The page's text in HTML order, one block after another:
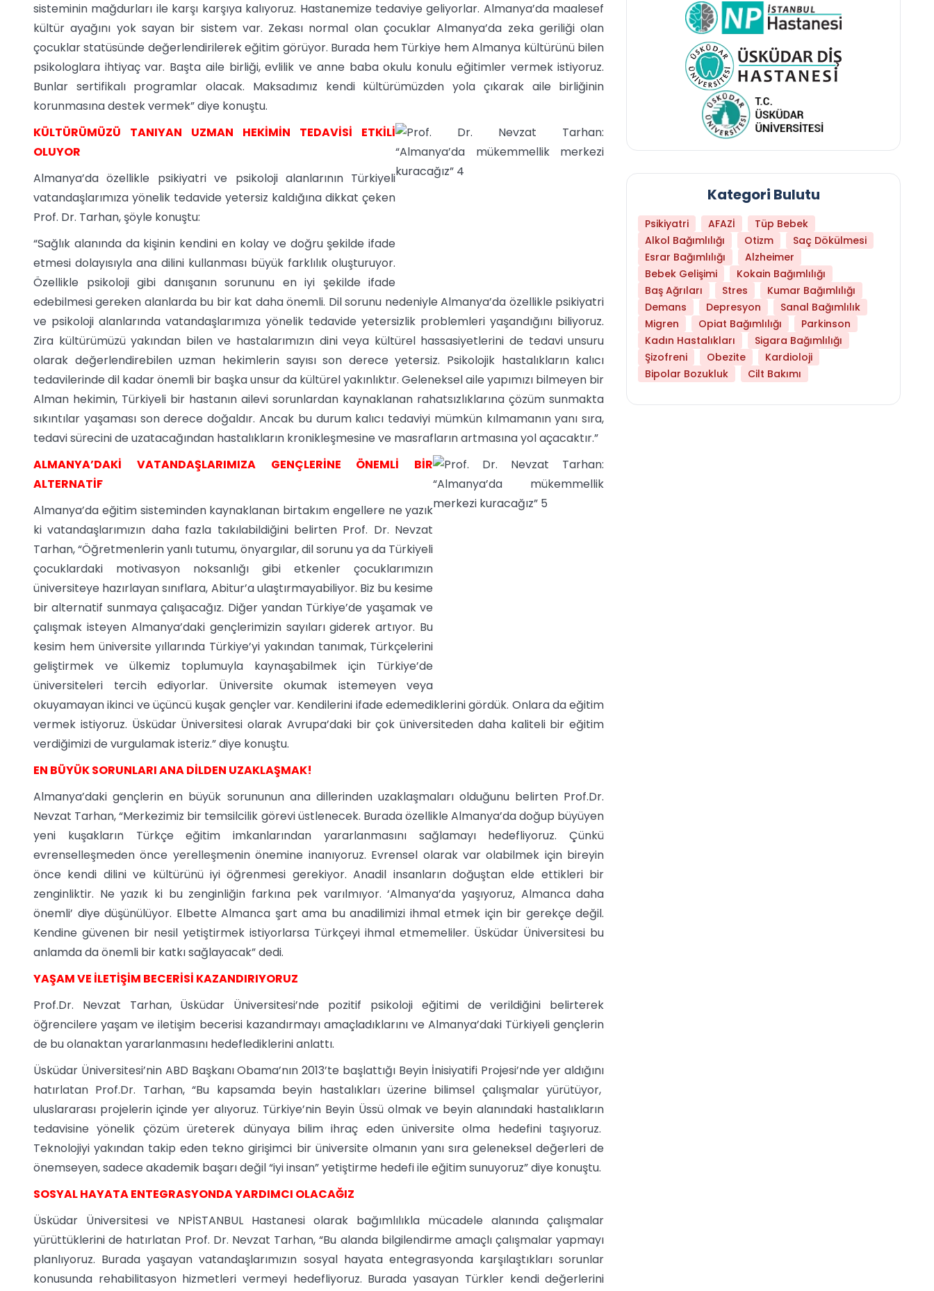
sisteminin mağdurları ile karşı karşıya kalıyoruz. Hastanemize tedaviye geliyorlar. Almanya’da maalesef
kültür ayağını yok sayan bir sistem var. Zekası normal olan çocuklar Almanya’da zeka geriliği olan
çocuklar statüsünde değerlendirilerek eğitim görüyor. Burada hem Türkiye hem Almanya kültürünü bilen
psikologlara ihtiyaç var. Başta aile birliği, evlilik ve anne baba okulu konulu eğitimler vermek istiyoruz.
Bunlar sertifikalı programlar olacak. Maksadımız kendi kültürümüzden yola çıkarak aile birliğinin
korunmasına destek vermek” diye konuştu.
KÜLTÜRÜMÜZÜ TANIYAN UZMAN HEKİMİN TEDAVİSİ ETKİLİ
OLUYOR
Almanya’da özellikle psikiyatri ve psikoloji alanlarının Türkiyeli
vatandaşlarımıza yönelik tedavide yetersiz kaldığına dikkat çeken
Prof. Dr. Tarhan, şöyle konuştu:
“Sağlık alanında da kişinin kendini en kolay ve doğru şekilde ifade
etmesi dolayısıyla ana dilini kullanması büyük farklılık oluşturuyor.
Özellikle psikoloji gibi danışanın sorununu en iyi şekilde ifade
edebilmesi gereken alanlarda bu bir kat daha önemli. Dil sorunu nedeniyle Almanya’da özellikle psikiyatri
ve psikoloji alanlarında vatandaşlarımıza yönelik tedavide yetersizlik problemleri yaşandığını biliyoruz.
Zira kültürümüzü yakından bilen ve hastalarımızın dini veya kültürel hassasiyetlerini de tedavi unsuru
olarak değerlendirebilen uzman hekimlerin sayısı son derece yetersiz. Psikolojik hastalıkların kalıcı
tedavilerinde dil kadar önemli bir başka unsur da kültürel yakınlıktır. Geleneksel aile yapımızı bilmeyen bir
Alman hekimin, Türkiyeli bir hastanın ailevi sorunlardan kaynaklanan rahatsızlıklarına çözüm sunmakta
sıkıntılar yaşaması son derece doğaldır. Ancak bu durum kalıcı tedaviyi mümkün kılmamanın yanı sıra,
tedavi sürecini de uzatacağından hastalıkların kronikleşmesine ve masrafların artmasına yol açacaktır.”
ALMANYA’DAKİ VATANDAŞLARIMIZA GENÇLERİNE ÖNEMLİ BİR
ALTERNATİF
Almanya’da eğitim sisteminden kaynaklanan birtakım engellere ne yazık
ki vatandaşlarımızın daha fazla takılabildiğini belirten Prof. Dr. Nevzat
Tarhan, “Öğretmenlerin yanlı tutumu, önyargılar, dil sorunu ya da Türkiyeli
çocuklardaki motivasyon noksanlığı gibi etkenler çocuklarımızın
üniversiteye hazırlayan sınıflara, Abitur’a ulaştırmayabiliyor. Biz bu kesime
bir alternatif sunmaya çalışacağız. Diğer yandan Türkiye’de yaşamak ve
çalışmak isteyen Almanya’daki gençlerimizin sayıları giderek artıyor. Bu
kesim hem üniversite yıllarında Türkiye’yi yakından tanımak, Türkçelerini
geliştirmek ve ülkemiz toplumuyla kaynaşabilmek için Türkiye’de
üniversiteleri tercih ediyorlar. Üniversite okumak istemeyen veya
okuyamayan ikinci ve üçüncü kuşak gençler var. Kendilerini ifade edemediklerini gördük. Onlara da eğitim
vermek istiyoruz. Üsküdar Üniversitesi olarak Avrupa’daki bir çok üniversiteden daha kaliteli bir eğitim
verdiğimizi de vurgulamak isteriz.” diye konuştu.
EN BÜYÜK SORUNLARI ANA DİLDEN UZAKLAŞMAK!
Almanya’daki gençlerin en büyük sorununun ana dillerinden uzaklaşmaları olduğunu belirten Prof.Dr.
Nevzat Tarhan, “Merkezimiz bir temsilcilik görevi üstlenecek. Burada özellikle Almanya’da doğup büyüyen
yeni kuşakların Türkçe eğitim imkanlarından yararlanmasını sağlamayı hedefliyoruz. Çünkü
evrenselleşmeden önce yerelleşmenin önemine inanıyoruz. Evrensel olarak var olabilmek için bireyin
önce kendi dilini ve kültürünü iyi öğrenmesi gerekiyor. Anadil insanların doğuştan elde ettikleri bir
zenginliktir. Ne yazık ki bu zenginliğin farkına pek varılmıyor. ‘Almanya’da yaşıyoruz, Almanca daha
önemli’ diye düşünülüyor. Elbette Almanca şart ama bu anadilimizi ihmal etmek için bir gerekçe değil.
Kendine güvenen bir nesil yetiştirmek istiyorlarsa Türkçeyi ihmal etmemeliler. Üsküdar Üniversitesi bu
anlamda da önemli bir katkı sağlayacak” dedi.
YAŞAM VE İLETİŞİM BECERİSİ KAZANDIRIYORUZ
Prof.Dr. Nevzat Tarhan, Üsküdar Üniversitesi’nde pozitif psikoloji eğitimi de verildiğini belirterek
öğrencilere yaşam ve iletişim becerisi kazandırmayı amaçladıklarını ve Almanya’daki Türkiyeli gençlerin
de bu olanaktan yararlanmasını hedeflediklerini anlattı.
Üsküdar Üniversitesi’nin ABD Başkanı Obama’nın 2013’te başlattığı Beyin İnisiyatifi Projesi’nde yer aldığını
hatırlatan Prof.Dr. Tarhan, “Bu kapsamda beyin hastalıkları üzerine bilimsel çalışmalar yürütüyor,
uluslararası projelerin içinde yer alıyoruz. Türkiye’nin Beyin Üssü olmak ve beyin alanındaki hastalıkların
tedavisine yönelik çözüm üreterek dünyaya bilim ihraç eden üniversite olma hedefini taşıyoruz.
Teknolojiyi yakından takip eden tekno girişimci bir üniversite olmanın yanı sıra geleneksel değerleri de
önemseyen, sadece akademik başarı değil “iyi insan” yetiştirme hedefi ile eğitim sunuyoruz” diye konuştu.
SOSYAL HAYATA ENTEGRASYONDA YARDIMCI OLACAĞIZ
Üsküdar Üniversitesi ve NPİSTANBUL Hastanesi olarak bağımlılıkla mücadele alanında çalışmalar
yürüttüklerini de hatırlatan Prof. Dr. Nevzat Tarhan, “Bu alanda bilgilendirme amaçlı çalışmalar yapmayı
planlıyoruz. Burada yaşayan vatandaşlarımızın sosyal hayata entegrasyonda karşılaştıkları sorunlar
konusunda rehabilitasyon hizmetleri vermeyi hedefliyoruz. Burada yasayan Türkler kendi değerlerini
Kategori Bulutu
Psikiyatri AFAZİ
Tüp Bebek
Alkol Bağımlılığı
Otizm
Saç Dökülmesi
Esrar Bağımlılığı
Alzheimer
Bebek Gelişimi
Kokain Bağımlılığı
Baş Ağrıları
Stres
Kumar Bağımlılığı
Demans
Depresyon
Sanal Bağımlılık
Migren
Opiat Bağımlılığı
Parkinson
Kadın Hastalıkları
Sigara Bağımlılığı
Şizofreni
Obezite
Kardioloji
Bipolar Bozukluk
Cilt Bakımı